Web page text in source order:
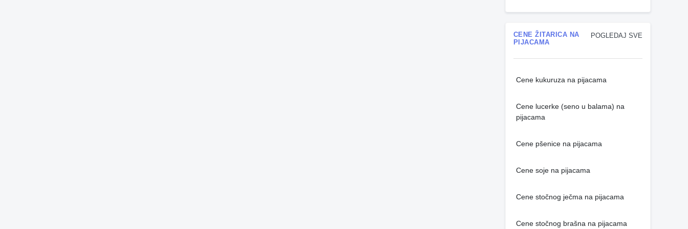
POGLEDAJ SVE
CENE ŽITARICA NA
PIJACAMA
Cene kukuruza na pijacama
Cene lucerke (seno u balama) na
pijacama
Cene pšenice na pijacama
Cene soje na pijacama
Cene stočnog ječma na pijacama
Cene stočnog brašna na pijacama